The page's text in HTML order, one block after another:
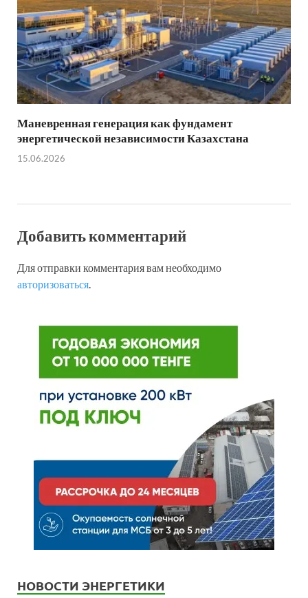
Маневренная генерация как фундамент
энергетической независимости Казахстана
15.06.2026
Добавить комментарий
Для отправки комментария вам необходимо
авторизоваться.
НОВОСТИ ЭНЕРГЕТИКИ